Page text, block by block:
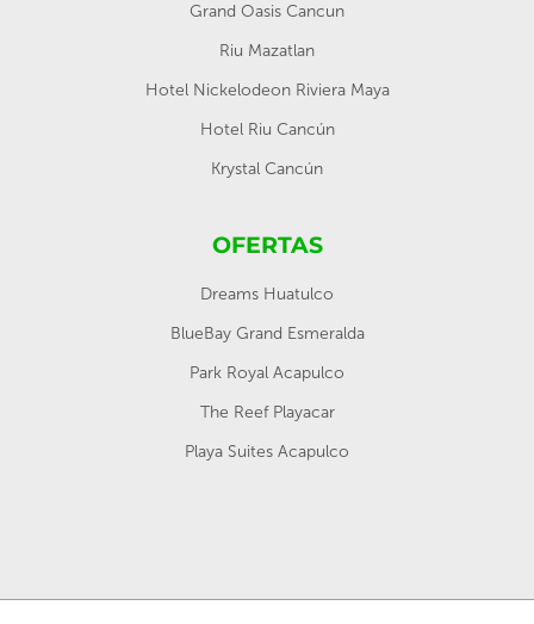
Grand Oasis Cancun
Riu Mazatlan
Hotel Nickelodeon Riviera Maya
Hotel Riu Cancún
Krystal Cancún
OFERTAS
Dreams Huatulco
BlueBay Grand Esmeralda
Park Royal Acapulco
The Reef Playacar
Playa Suites Acapulco